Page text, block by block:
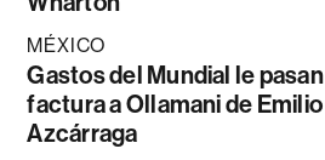
MÉXICO
Gastos del Mundial le pasan
factura a Ollamani de Emilio
Azcárraga